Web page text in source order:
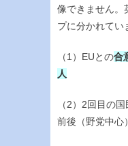
像できません。
プに分かれてい
（1）EUとの合
人
（2）2回目の
前後（野党中心）